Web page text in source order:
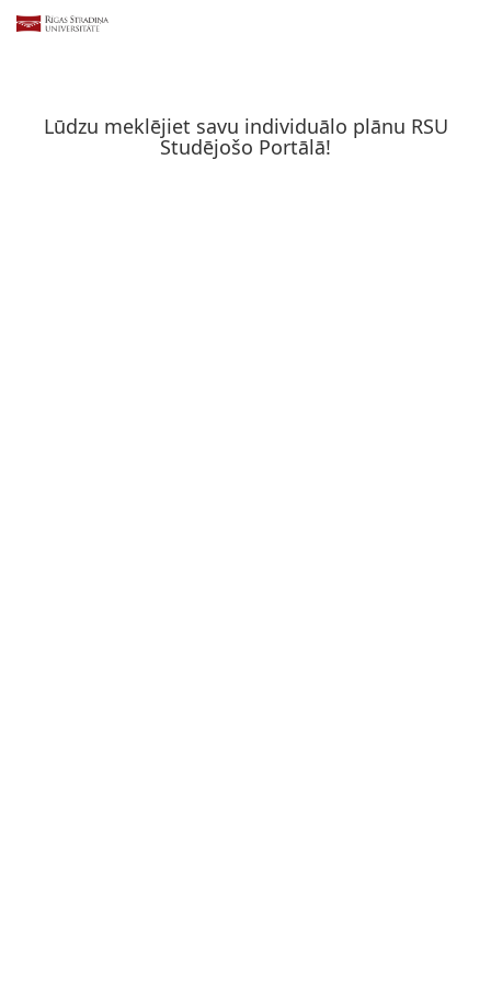
Lūdzu meklējiet savu individuālo plānu RSU
Studējošo Portālā!